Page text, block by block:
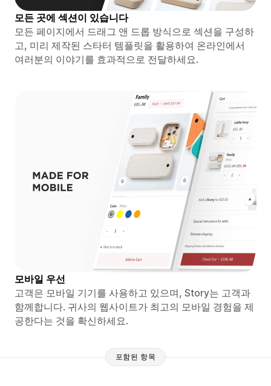
모든 곳에 섹션이 있습니다
모든 페이지에서 드래그 앤 드롭 방식으로 섹션을 구성하
고, 미리 제작된 스타터 템플릿을 활용하여 온라인에서
여러분의 이야기를 효과적으로 전달하세요.
모바일 우선
고객은 모바일 기기를 사용하고 있으며, Story는 고객과
함께합니다. 귀사의 웹사이트가 최고의 모바일 경험을 제
공한다는 것을 확신하세요.
포함된 항목